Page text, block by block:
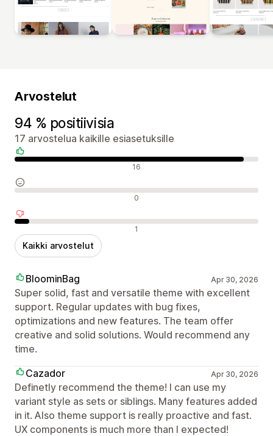
Arvostelut
94 % positiivisia
17 arvostelua kaikille esiasetuksille
Positiiviset arvostelut 16
Neutraalit arvostelut 0
Negatiiviset arvostelut 1
Kaikki arvostelut
BloominBag Apr 30, 2026
Super solid, fast and versatile theme with excellent
support. Regular updates with bug fixes,
optimizations and new features. The team offer
creative and solid solutions. Would recommend any
time.
Cazador
Apr 30, 2026
Definetly recommend the theme! I can use my
variant style as sets or siblings. Many features added
in it. Also theme support is really proactive and fast.
UX components is much more than I expected!